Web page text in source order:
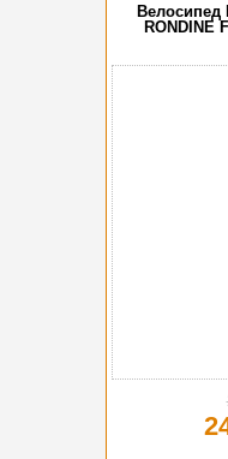
Велосипед
RONDINE